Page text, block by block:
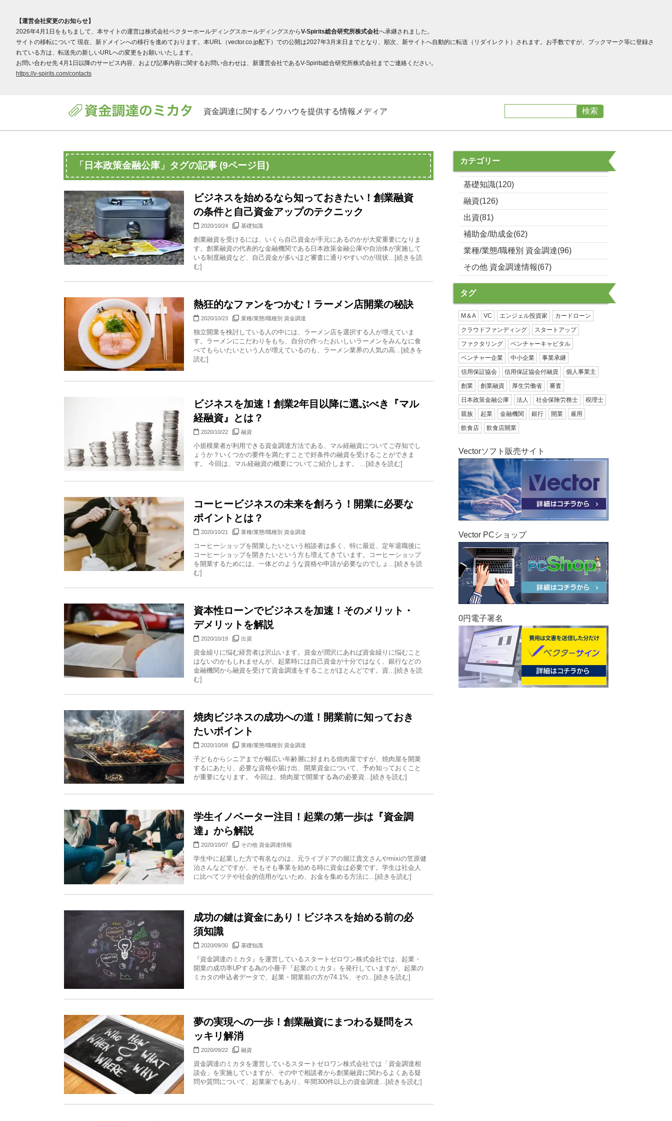
【運営会社変更のお知らせ】
2026年4月1日をもちまして、本サイトの運営は株式会社ベクターホールディングスホールディングスからV-Spirits総合研究所株式会社へ承継されました。
サイトの移転について 現在、新ドメインへの移行を進めております。本URL（vector.co.jp配下）での公開は2027年3月末日までとなり、順次、新サイトへ自動的に転送（リダイレクト）されます。お手数ですが、ブックマーク等に登録さ
れている方は、転送先の新しいURLへの変更をお願いいたします。
お問い合わせ先 4月1日以降のサービス内容、および記事内容に関するお問い合わせは、新運営会社であるV-Spirits総合研究所株式会社までご連絡ください。
https://v-spirits.com/contacts
資金調達に関するノウハウを提供する情報メディア
「日本政策金融公庫」タグの記事 (9ページ目)
ビジネスを始めるなら知っておきたい！創業融資
の条件と自己資金アップのテクニック
2020/10/24 基礎知識
創業融資を受けるには、いくら自己資金が手元にあるのかが大変重要になりま
す。創業融資の代表的な金融機関である日本政策金融公庫や自治体が実施して
いる制度融資など、自己資金が多いほど審査に通りやすいのが現状...[続きを読
む]
熱狂的なファンをつかむ！ラーメン店開業の秘訣
2020/10/23 業種/業態/職種別 資金調達
独立開業を検討している人の中には、ラーメン店を選択する人が増えていま
す。ラーメンにこだわりをもち、自分の作ったおいしいラーメンをみんなに食
べてもらいたいという人が増えているのも、ラーメン業界の人気の高...[続きを
読む]
ビジネスを加速！創業2年目以降に選ぶべき『マル
経融資』とは？
2020/10/22 融資
小規模業者が利用できる資金調達方法である、マル経融資についてご存知でし
ょうか？いくつかの要件を満たすことで好条件の融資を受けることができま
す。 今回は、マル経融資の概要についてご紹介します。 ...[続きを読む]
コーヒービジネスの未来を創ろう！開業に必要な
ポイントとは？
2020/10/21 業種/業態/職種別 資金調達
コーヒーショップを開業したいという相談者は多く、特に最近、定年退職後に
コーヒーショップを開きたいという方も増えてきています。コーヒーショップ
を開業するためには、一体どのような資格や申請が必要なのでしょ...[続きを読
む]
資本性ローンでビジネスを加速！そのメリット・
デメリットを解説
2020/10/19 出資
資金繰りに悩む経営者は沢山います。資金が潤沢にあれば資金繰りに悩むこと
はないのかもしれませんが、起業時には自己資金が十分ではなく、銀行などの
金融機関から融資を受けて資金調達をすることがほとんどです。資...[続きを読
む]
焼肉ビジネスの成功への道！開業前に知っておき
たいポイント
2020/10/08 業種/業態/職種別 資金調達
子どもからシニアまでが幅広い年齢層に好まれる焼肉屋ですが、焼肉屋を開業
するにあたり、必要な資格や届け出、開業資金について、予め知っておくこと
が重要になります。 今回は、焼肉屋で開業する為の必要資...[続きを読む]
学生イノベーター注目！起業の第一歩は『資金調
達』から解説
2020/10/07 その他 資金調達情報
学生中に起業した方で有名なのは、元ライブドアの堀江貴文さんやmixiの笠原健
治さんなどですが、そもそも事業を始める時に資金は必要です。学生は社会人
に比べてツテや社会的信用がないため、お金を集める方法に...[続きを読む]
成功の鍵は資金にあり！ビジネスを始める前の必
須知識
2020/09/30 基礎知識
『資金調達のミカタ』を運営しているスタートゼロワン株式会社では、起業・
開業の成功率UPする為の小冊子『起業のミカタ』を発行していますが、起業の
ミカタの申込者データで、起業・開業前の方が74.1%、その...[続きを読む]
夢の実現への一歩！創業融資にまつわる疑問をス
ッキリ解消
2020/09/22 融資
資金調達のミカタを運営しているスタートゼロワン株式会社では「資金調達相
談会」を実施していますが、その中で相談者から創業融資に関わるよくある疑
問や質問について、起業家でもあり、年間300件以上の資金調達...[続きを読む]
カテゴリー
基礎知識(120)
融資(126)
出資(81)
補助金/助成金(62)
業種/業態/職種別 資金調達(96)
その他 資金調達情報(67)
タグ
M＆A VC エンジェル投資家
カードローン
クラウドファンディング
スタートアップ
ファクタリング
ベンチャーキャピタル
ベンチャー企業
中小企業
事業承継
信用保証協会
信用保証協会付融資
個人事業主
創業
創業融資 厚生労働省
審査
日本政策金融公庫
法人 社会保険労務士
税理士
親族
起業 金融機関 銀行 開業
雇用
飲食店
飲食店開業
Vectorソフト販売サイト
Vector PCショップ
0円電子署名